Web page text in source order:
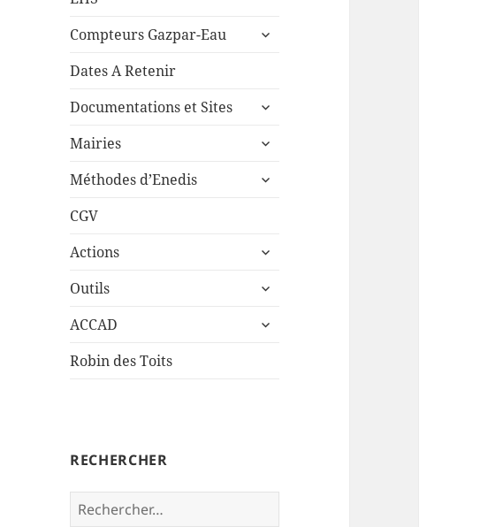
Compteurs Gazpar-Eau
ouvrir
Dates A Retenir
Documentations et Sites
ouvrir
sous-
Mairies
ouvrir
sous-
Méthodes d’Enedis
ouvrir
CGV
Actions
ouvrir
sous-
Outils
ouvrir
sous-
ACCAD
ouvrir
Robin des Toits
RECHERCHER
Rechercher :